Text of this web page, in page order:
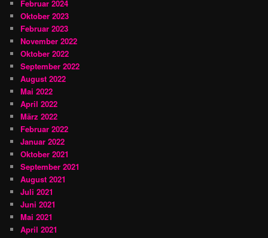
Februar 2024
Oktober 2023
Februar 2023
November 2022
Oktober 2022
September 2022
August 2022
Mai 2022
April 2022
März 2022
Februar 2022
Januar 2022
Oktober 2021
September 2021
August 2021
Juli 2021
Juni 2021
Mai 2021
April 2021